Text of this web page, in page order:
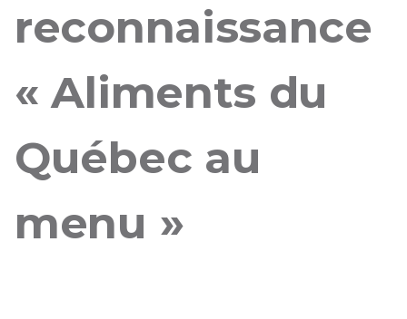
reconnaissance
« Aliments du
Québec au
menu »